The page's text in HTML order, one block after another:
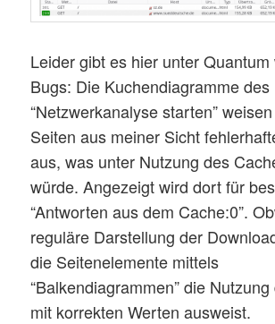
Leider gibt es hier unter Quantum
Bugs: Die Kuchendiagramme
“Netzwerkanalyse starten”
Seiten aus meiner Sicht
aus, was unter Nutzung des
würde. Angezeigt wird dort für
“Antworten aus dem Cache:0”.
reguläre Darstellung der
die Seitenelemente mittels
“Balkendiagrammen” die
mit korrekten Werten ausweist.